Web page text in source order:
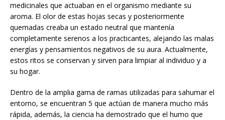
medicinales que actuaban en el organismo mediante su
aroma. El olor de estas hojas secas y posteriormente
quemadas creaba un estado neutral que mantenía
completamente serenos a los practicantes, alejando las malas
energías y pensamientos negativos de su aura. Actualmente,
estos ritos se conservan y sirven para limpiar al individuo y a
su hogar.
Dentro de la amplia gama de ramas utilizadas para sahumar el
entorno, se encuentran 5 que actúan de manera mucho más
rápida, además, la ciencia ha demostrado que el humo que